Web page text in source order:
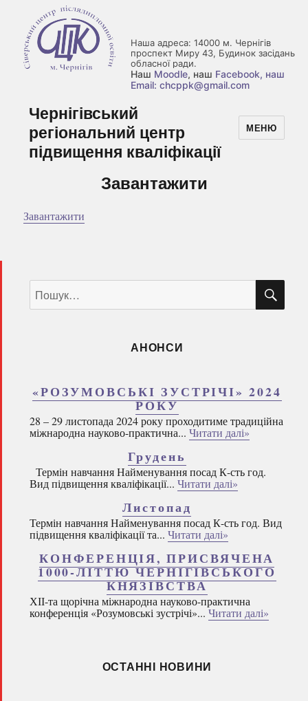
Наша адреса: 14000 м. Чернігів
проспект Миру 43, Будинок засідань
обласної ради.
Наш Moodle, наш Facebook, наш
Email: chcppk@gmail.com
Чернігівський
регіональний центр
підвищення кваліфікації
МЕНЮ
Завантажити
Завантажити
за
запитом:
АНОНСИ
«РОЗУМОВСЬКІ ЗУСТРІЧІ» 2024
РОКУ
28 – 29 листопада 2024 року проходитиме традиційна
міжнародна науково-практична... Читати далі»
Грудень
Термін навчання Найменування посад К-сть год.
Вид підвищення кваліфікації... Читати далі»
Листопад
Термін навчання Найменування посад К-сть год. Вид
підвищення кваліфікації та... Читати далі»
КОНФЕРЕНЦІЯ, ПРИСВЯЧЕНА
1000-ЛІТТЮ ЧЕРНІГІВСЬКОГО
КНЯЗІВСТВА
ХІІ-та щорічна міжнародна науково-практична
конференція «Розумовські зустрічі»... Читати далі»
ОСТАННІ НОВИНИ